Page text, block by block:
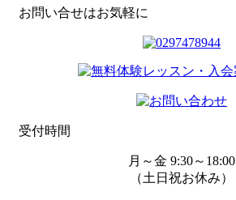
お問い合せはお気軽に
受付時間
月～金 9:30～18:00
（土日祝お休み）